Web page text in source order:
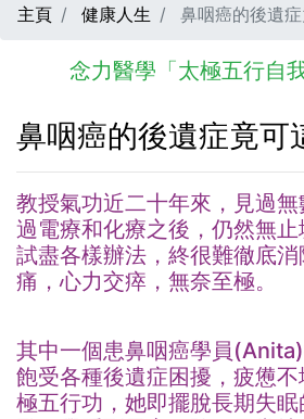
主頁 健康人生 鼻咽癌的後遺
念力醫學「太極五行自
鼻咽癌的後遺症竟可
教授氣功近二十年來，見過
過電療和化療之後，仍然無止
試盡各樣辦法，終很難徹底
痛，心力交瘁，無奈至極。
其中一個患鼻咽癌學員
飽受各種後遺症困擾，疲憊
極五行功，她即擺脫長期失